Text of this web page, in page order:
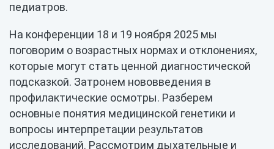
педиатров.
На конференции 18 и 19 ноября 2025 мы
поговорим о возрастных нормах и отклонениях,
которые могут стать ценной диагностической
подсказкой. Затронем нововведения в
профилактические осмотры. Разберем
основные понятия медицинской генетики и
вопросы интерпретации результатов
исследований. Рассмотрим дыхательные и